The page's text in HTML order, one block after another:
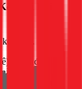
Nối Lại
thúc.
để cố định
giúp bồn
hoặc các tác